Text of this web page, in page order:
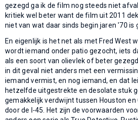
gezegd ga ik de film nog steeds niet
kritiek wel beter want de film uit 2011
niet van wat daar sinds begin jaren '70 is
En eigenlijk is het net als met Fred West
wordt iemand onder patio gezocht, iets
als een soort van olievlek of beter
in dit geval niet anders met een
iemand vermist, en nog iemand, en dat
hetzelfde uitgestrekte en desolate stuk
gemakkelijk verdwijnt tussen Houston en
door de I-45. Het zijn de voorwaarden